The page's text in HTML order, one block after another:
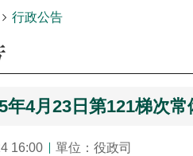
行政公告
年4月23日第121梯次
16:00 單位：役政司